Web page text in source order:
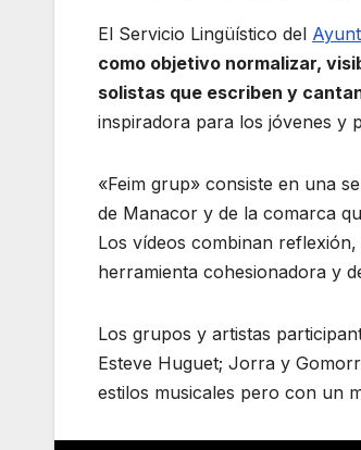
El Servicio Lingüístico del
como objetivo normalizar,
solistas que escriben y
inspiradora para los jóvenes y
«Feim grup» consiste en una
de Manacor y de la comarca
Los vídeos combinan
herramienta cohesionadora y
Los grupos y artistas
Esteve Huguet; Jorra y
estilos musicales pero con un